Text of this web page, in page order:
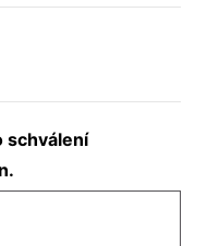
schválení